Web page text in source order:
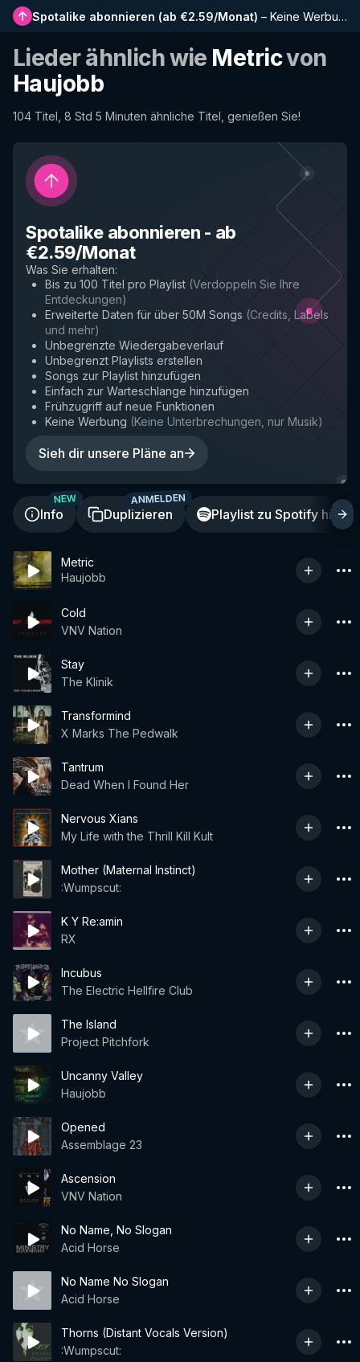
Spotalike abonnieren (ab €2.59/Monat) – Keine Werbung, längere Playlists, vollständiger Verlauf und Frühzugriff auf neue Funktionen
Lieder ähnlich wie Metricvon
Haujobb
104 Titel, 8 Std 5 Minuten ähnliche Titel, genießen Sie!
Spotalike abonnieren - ab
€2.59/Monat
Was Sie erhalten:
Bis zu 100 Titel pro Playlist (Verdoppeln Sie Ihre
Entdeckungen)
Erweiterte Daten für über 50M Songs (Credits, Labels
und mehr)
Unbegrenzte Wiedergabeverlauf
Unbegrenzt Playlists erstellen
Songs zur Playlist hinzufügen
Einfach zur Warteschlange hinzufügen
Frühzugriff auf neue Funktionen
Keine Werbung (Keine Unterbrechungen, nur Musik)
Sieh dir unsere Pläne an
Info
NEW
Duplizieren
ANMELDEN
Playlist zu Spotify
Metric
Haujobb
Cold
VNV Nation
Stay
The Klinik
Transformind
X Marks The Pedwalk
Tantrum
Dead When I Found Her
Nervous Xians
My Life with the Thrill Kill Kult
Mother (Maternal Instinct)
:Wumpscut:
K Y Re:amin
RX
Incubus
The Electric Hellfire Club
The Island
Project Pitchfork
Uncanny Valley
Haujobb
Opened
Assemblage 23
Ascension
VNV Nation
No Name, No Slogan
Acid Horse
No Name No Slogan
Acid Horse
Thorns (Distant Vocals Version)
:Wumpscut: